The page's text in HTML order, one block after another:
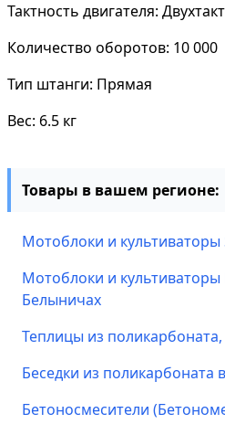
Тактность двигателя:
Количество оборотов: 10 000
Тип штанги: Прямая
Вес: 6.5 кг
Товары в вашем регионе:
Мотоблоки и
Мотоблоки и
Белыничах
Теплицы из
Беседки из поликарбоната
Бетоносмесители